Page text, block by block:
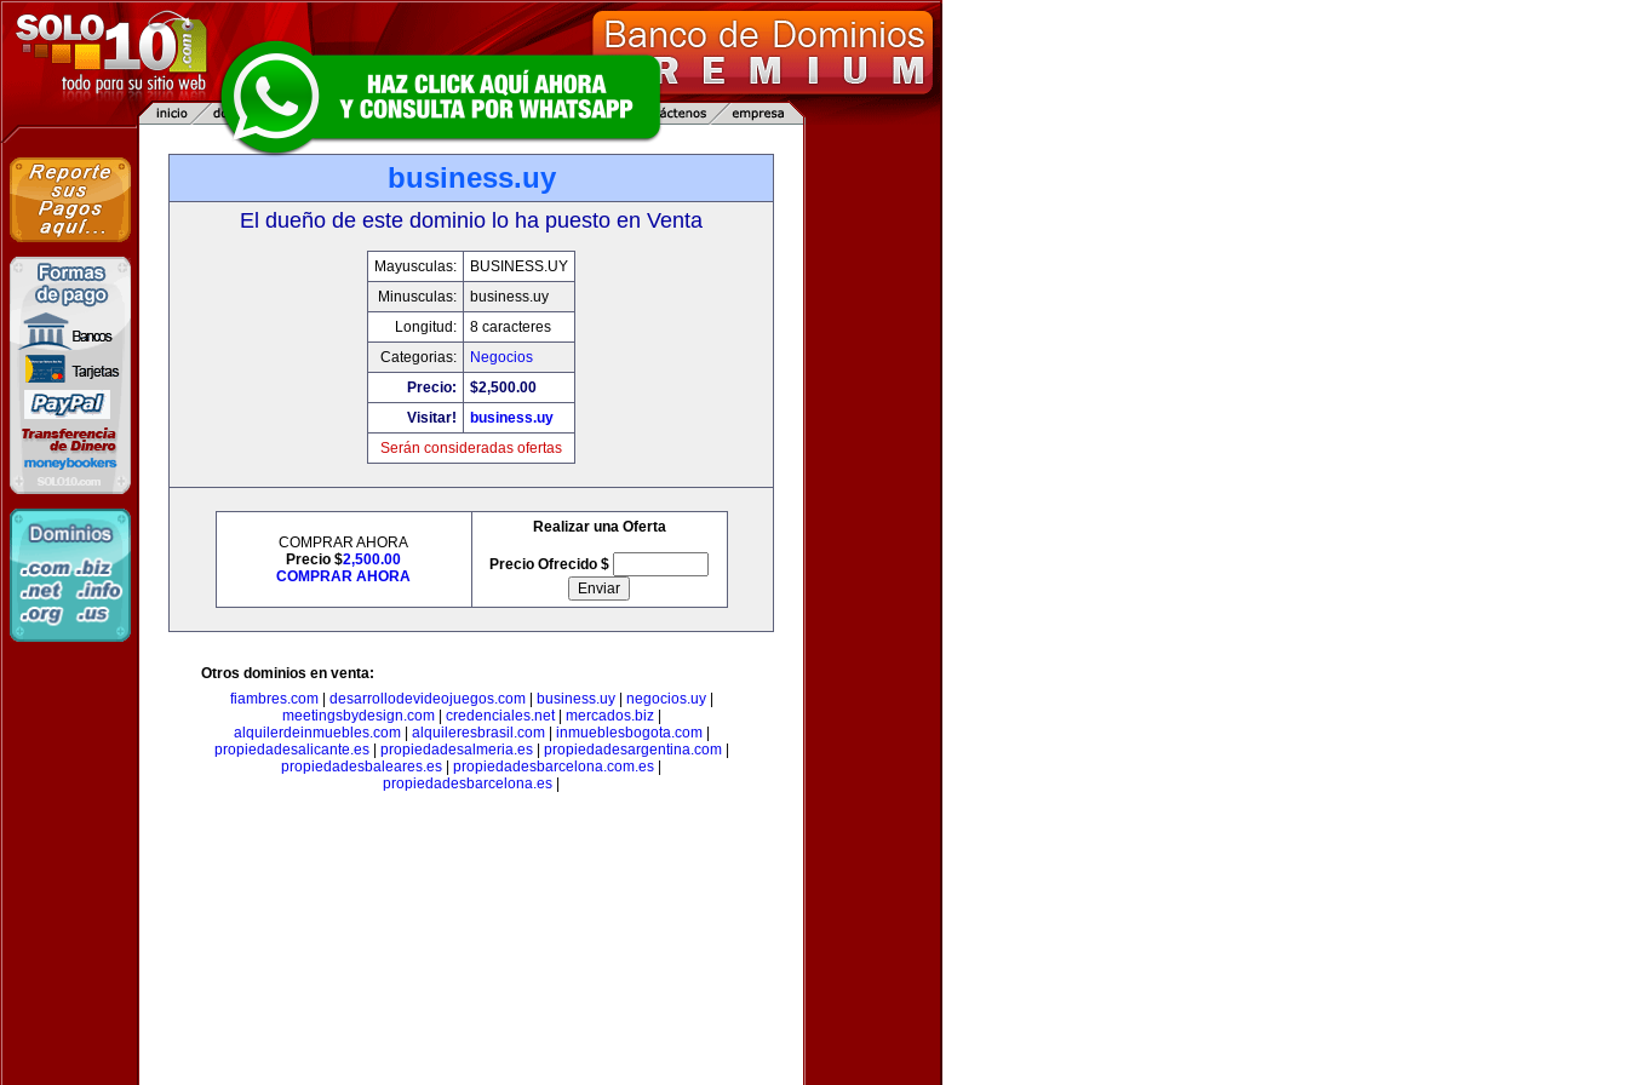
business.uy
El dueño de este dominio lo ha puesto en Venta
Mayusculas:
BUSINESS.UY
Minusculas:
business.uy
Longitud:
8 caracteres
Categorias:
Negocios
Precio:
$2,500.00
Visitar!
business.uy
Serán consideradas ofertas
COMPRAR AHORA
Precio $2,500.00
COMPRAR AHORA
Realizar una Oferta
Precio Ofrecido $
Otros dominios en venta:
fiambres.com| desarrollodevideojuegos.com| business.uy| negocios.uy|
meetingsbydesign.com| credenciales.net| mercados.biz|
alquilerdeinmuebles.com| alquileresbrasil.com| inmueblesbogota.com|
propiedadesalicante.es| propiedadesalmeria.es| propiedadesargentina.com|
propiedadesbaleares.es
propiedadesbarcelona.com.es
propiedadesbarcelona.es